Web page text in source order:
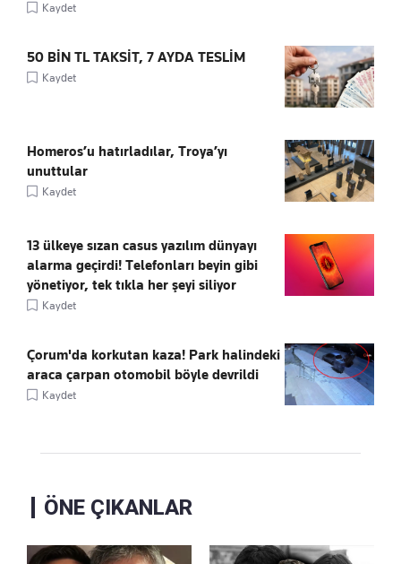
Kaydet
50 BİN TL TAKSİT, 7 AYDA TESLİM
Kaydet
Homeros’u hatırladılar, Troya’yı
unuttular
Kaydet
13 ülkeye sızan casus yazılım dünyayı
alarma geçirdi! Telefonları beyin gibi
yönetiyor, tek tıkla her şeyi siliyor
Kaydet
Çorum'da korkutan kaza! Park halindeki
araca çarpan otomobil böyle devrildi
Kaydet
ÖNE ÇIKANLAR